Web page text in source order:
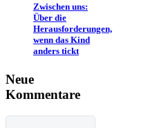
Zwischen uns:
Über die
Herausforderungen,
wenn das Kind
anders tickt
Neue
Kommentare